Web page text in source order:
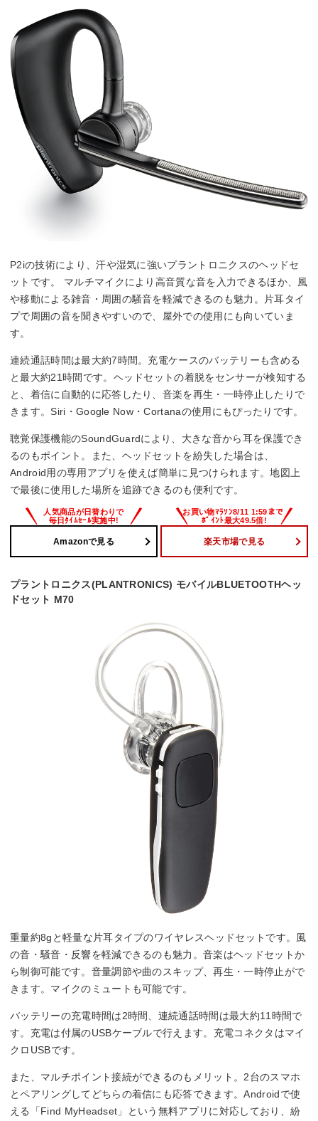
P2iの技術により、汗や湿気に強いプラントロニクスのヘッドセ
ットです。 マルチマイクにより高音質な音を入力できるほか、風
や移動による雑音・周囲の騒音を軽減できるのも魅力。片耳タイ
プで周囲の音を聞きやすいので、屋外での使用にも向いていま
す。
連続通話時間は最大約7時間。充電ケースのバッテリーも含める
と最大約21時間です。ヘッドセットの着脱をセンサーが検知する
と、着信に自動的に応答したり、音楽を再生・一時停止したりで
きます。Siri・Google Now・Cortanaの使用にもぴったりです。
聴覚保護機能のSoundGuardにより、大きな音から耳を保護でき
るのもポイント。また、ヘッドセットを紛失した場合は、
Android用の専用アプリを使えば簡単に見つけられます。地図上
で最後に使用した場所を追跡できるのも便利です。
Amazonで見る 楽天市場で見る
プラントロニクス(PLANTRONICS) モバイルBLUETOOTHヘッ
ドセット M70
重量約8gと軽量な片耳タイプのワイヤレスヘッドセットです。風
の音・騒音・反響を軽減できるのも魅力。音楽はヘッドセットか
ら制御可能です。音量調節や曲のスキップ、再生・一時停止がで
きます。マイクのミュートも可能です。
バッテリーの充電時間は2時間、連続通話時間は最大約11時間で
す。充電は付属のUSBケーブルで行えます。充電コネクタはマイ
クロUSBです。
また、マルチポイント接続ができるのもメリット。2台のスマホ
とペアリングしてどちらの着信にも応答できます。Androidで使
える「Find MyHeadset」という無料アプリに対応しており、紛